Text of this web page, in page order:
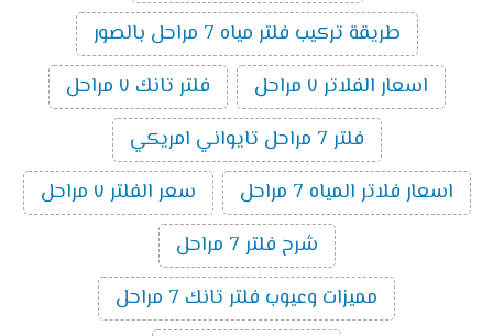
طريقة تركيب فلتر مياه 7 مراحل بالصور
اسعار الفلاتر ٧ مراحل
فلتر تانك ٧ مراحل
فلتر 7 مراحل تايواني امريكي
اسعار فلاتر المياه 7 مراحل
سعر الفلتر ٧ مراحل
شرح فلتر 7 مراحل
مميزات وعيوب فلتر تانك 7 مراحل